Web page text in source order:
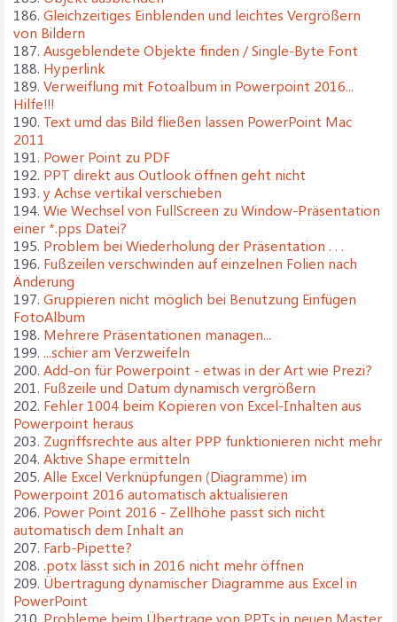
186. Gleichzeitiges Einblenden und leichtes Vergrößern
von Bildern
187. Ausgeblendete Objekte finden / Single-Byte Font
188. Hyperlink
189. Verweiflung mit Fotoalbum in Powerpoint 2016...
Hilfe!!!
190. Text umd das Bild fließen lassen PowerPoint Mac
2011
191. Power Point zu PDF
192. PPT direkt aus Outlook öffnen geht nicht
193. y Achse vertikal verschieben
194. Wie Wechsel von FullScreen zu Window-Präsentation
einer *.pps Datei?
195. Problem bei Wiederholung der Präsentation . . .
196. Fußzeilen verschwinden auf einzelnen Folien nach
Änderung
197. Gruppieren nicht möglich bei Benutzung Einfügen
FotoAlbum
198. Mehrere Präsentationen managen...
199. ...schier am Verzweifeln
200. Add-on für Powerpoint - etwas in der Art wie Prezi?
201. Fußzeile und Datum dynamisch vergrößern
202. Fehler 1004 beim Kopieren von Excel-Inhalten aus
Powerpoint heraus
203. Zugriffsrechte aus alter PPP funktionieren nicht mehr
204. Aktive Shape ermitteln
205. Alle Excel Verknüpfungen (Diagramme) im
Powerpoint 2016 automatisch aktualisieren
206. Power Point 2016 - Zellhöhe passt sich nicht
automatisch dem Inhalt an
207. Farb-Pipette?
208. .potx lässt sich in 2016 nicht mehr öffnen
209. Übertragung dynamischer Diagramme aus Excel in
PowerPoint
210. Probleme beim Übertrage von PPTs in neuen Master